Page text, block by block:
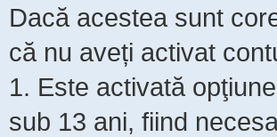
Dacă acestea sunt
că nu aveți activat
1. Este activată
sub 13 ani, fiind